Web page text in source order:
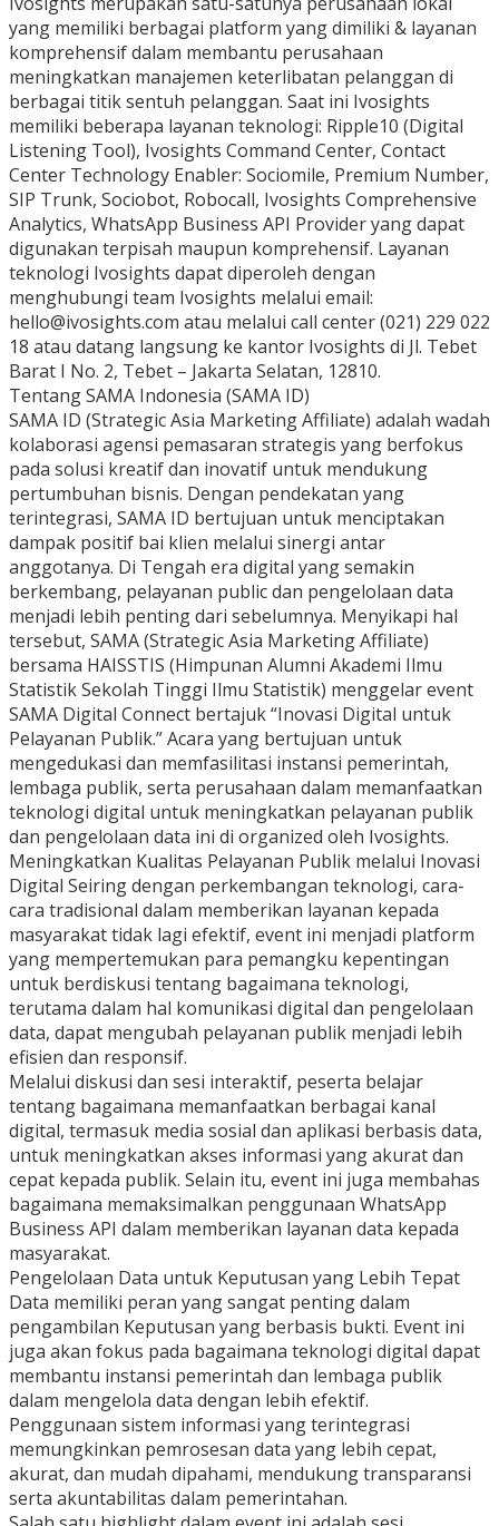
yang memiliki berbagai platform yang dimiliki & layanan
komprehensif dalam membantu perusahaan
meningkatkan manajemen keterlibatan pelanggan di
berbagai titik sentuh pelanggan. Saat ini Ivosights
memiliki beberapa layanan teknologi: Ripple10 (Digital
Listening Tool), Ivosights Command Center, Contact
Center Technology Enabler: Sociomile, Premium Number,
SIP Trunk, Sociobot, Robocall, Ivosights Comprehensive
Analytics, WhatsApp Business API Provider yang dapat
digunakan terpisah maupun komprehensif. Layanan
teknologi Ivosights dapat diperoleh dengan
menghubungi team Ivosights melalui email:
hello@ivosights.com atau melalui call center (021) 229 022
18 atau datang langsung ke kantor Ivosights di Jl. Tebet
Barat I No. 2, Tebet – Jakarta Selatan, 12810.
Tentang SAMA Indonesia (SAMA ID)
SAMA ID (Strategic Asia Marketing Affiliate) adalah wadah
kolaborasi agensi pemasaran strategis yang berfokus
pada solusi kreatif dan inovatif untuk mendukung
pertumbuhan bisnis. Dengan pendekatan yang
terintegrasi, SAMA ID bertujuan untuk menciptakan
dampak positif bai klien melalui sinergi antar
anggotanya. Di Tengah era digital yang semakin
berkembang, pelayanan public dan pengelolaan data
menjadi lebih penting dari sebelumnya. Menyikapi hal
tersebut, SAMA (Strategic Asia Marketing Affiliate)
bersama HAISSTIS (Himpunan Alumni Akademi Ilmu
Statistik Sekolah Tinggi Ilmu Statistik) menggelar event
SAMA Digital Connect bertajuk “Inovasi Digital untuk
Pelayanan Publik.” Acara yang bertujuan untuk
mengedukasi dan memfasilitasi instansi pemerintah,
lembaga publik, serta perusahaan dalam memanfaatkan
teknologi digital untuk meningkatkan pelayanan publik
dan pengelolaan data ini di organized oleh Ivosights.
Meningkatkan Kualitas Pelayanan Publik melalui Inovasi
Digital Seiring dengan perkembangan teknologi, cara-
cara tradisional dalam memberikan layanan kepada
masyarakat tidak lagi efektif, event ini menjadi platform
yang mempertemukan para pemangku kepentingan
untuk berdiskusi tentang bagaimana teknologi,
terutama dalam hal komunikasi digital dan pengelolaan
data, dapat mengubah pelayanan publik menjadi lebih
efisien dan responsif.
Melalui diskusi dan sesi interaktif, peserta belajar
tentang bagaimana memanfaatkan berbagai kanal
digital, termasuk media sosial dan aplikasi berbasis data,
untuk meningkatkan akses informasi yang akurat dan
cepat kepada publik. Selain itu, event ini juga membahas
bagaimana memaksimalkan penggunaan WhatsApp
Business API dalam memberikan layanan data kepada
masyarakat.
Pengelolaan Data untuk Keputusan yang Lebih Tepat
Data memiliki peran yang sangat penting dalam
pengambilan Keputusan yang berbasis bukti. Event ini
juga akan fokus pada bagaimana teknologi digital dapat
membantu instansi pemerintah dan lembaga publik
dalam mengelola data dengan lebih efektif.
Penggunaan sistem informasi yang terintegrasi
memungkinkan pemrosesan data yang lebih cepat,
akurat, dan mudah dipahami, mendukung transparansi
serta akuntabilitas dalam pemerintahan.